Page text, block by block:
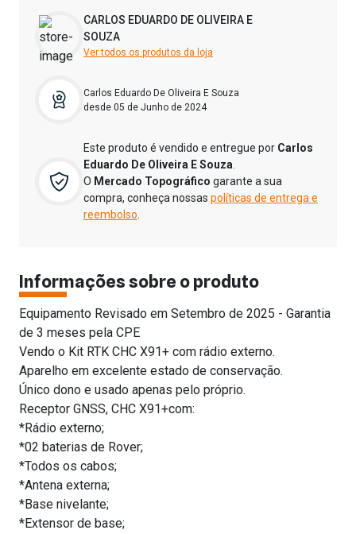
CARLOS EDUARDO DE OLIVEIRA E
SOUZA
Ver todos os produtos da loja
Carlos Eduardo De Oliveira E Souza
desde 05 de Junho de 2024
Este produto é vendido e entregue por Carlos
Eduardo De Oliveira E Souza.
O Mercado Topográfico garante a sua
compra, conheça nossas políticas de entrega e
reembolso.
Informações sobre o produto
Equipamento Revisado em Setembro de 2025 - Garantia
de 3 meses pela CPE
Vendo o Kit RTK CHC X91+ com rádio externo.
Aparelho em excelente estado de conservação.
Único dono e usado apenas pelo próprio.
Receptor GNSS, CHC X91+com:
*Rádio externo;
*02 baterias de Rover;
*Todos os cabos;
*Antena externa;
*Base nivelante;
*Extensor de base;